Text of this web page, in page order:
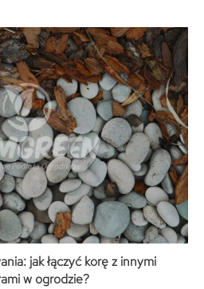
jak łączyć korę z innymi
w ogrodzie?